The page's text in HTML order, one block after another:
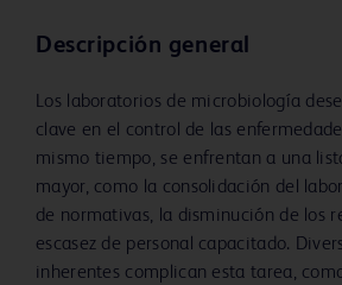
Descripción general
Los laboratorios de microbiología
clave en el control de las
mismo tiempo, se enfrentan a una
mayor, como la consolidación del
de normativas, la disminución de los
escasez de personal capacitado.
inherentes complican esta tarea,